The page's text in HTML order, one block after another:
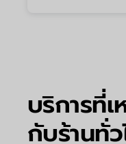
บริการที่
กับร้านทั่